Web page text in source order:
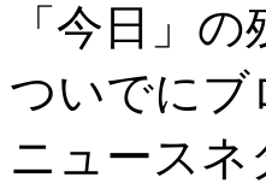
「今日」
ついでにブ
ニュース